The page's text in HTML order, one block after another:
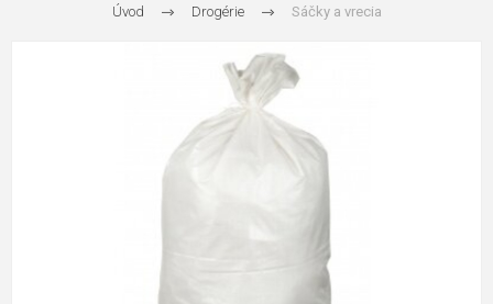
Úvod Drogérie Sáčky a vrecia